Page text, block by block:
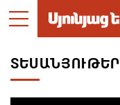
ՏԵՍԱՆՅՈՒԹԵՐ